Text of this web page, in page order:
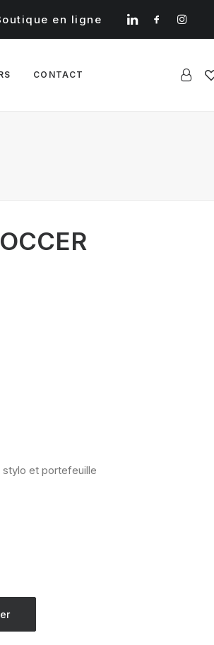
en ligne
CONTACT
et portefeuille